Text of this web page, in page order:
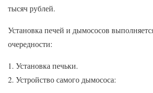
тысяч рублей.
Установка печей и дымососов
очередности:
Установка печьки.
Устройство самого дымососа: